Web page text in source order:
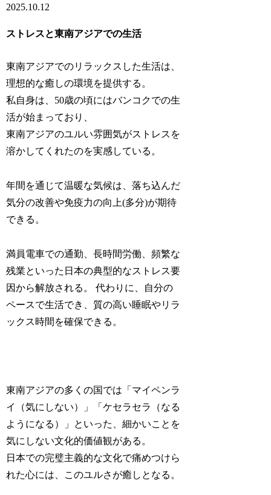
2025.10.12
ストレスと東南アジアでの生活
東南アジアでのリラックスした生活は、
理想的な癒しの環境を提供する。
私自身は、50歳の頃にはバンコクでの生
活が始まっており、
東南アジアのユルい雰囲気がストレスを
溶かしてくれたのを実感している。
年間を通じて温暖な気候は、落ち込んだ
気分の改善や免疫力の向上(多分)が期待
できる。
満員電車での通勤、長時間労働、頻繁な
残業といった日本の典型的なストレス要
因から解放される。 代わりに、自分の
ペースで生活でき、質の高い睡眠やリラ
ックス時間を確保できる。
東南アジアの多くの国では「マイペンラ
イ（気にしない）」「ケセラセラ（なる
ようになる）」といった、細かいことを
気にしない文化的価値観がある。
日本での完璧主義的な文化で痛めつけら
れた心には、このユルさが癒しとなる。